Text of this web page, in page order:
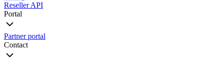
Reseller API
Portal
Partner portal
Contact